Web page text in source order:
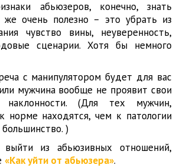
абьюзеров, конечно, знать
же очень полезно – это убрать из
чувство вины, неуверенность,
сценарии. Хотя бы немного
с манипулятором будет для вас
мужчина вообще не проявит свои
наклонности. (Для тех мужчин,
норме находятся, чем к патологии
)
из абьюзивных отношений,
«Как уйти от абьюзера».